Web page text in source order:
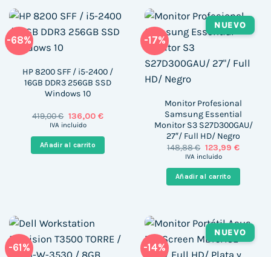
-68%
HP 8200 SFF / i5-2400 /
16GB DDR3 256GB SSD
Windows 10
419,00€ El
precio
era:
419,00 €.
136,00 €El
es:
IVA incluido
Añadir al carrito
-17%
NUEVO
Monitor Profesional
Samsung Essential
Monitor S3 S27D300GAU/
27″/ Full HD/ Negro
148,88€ El
precio
era:
148,88 €.
123,99 €El
es:
IVA incluido
Añadir al carrito
-61% -14%
NUEVO